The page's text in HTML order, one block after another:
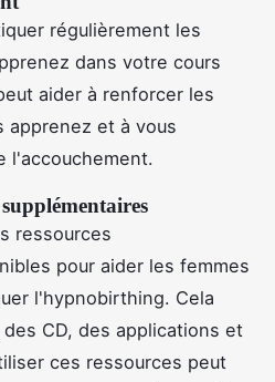
régulièrement les
dans votre cours
aider à renforcer les
apprenez et à vous
l'accouchement.
ressources
pour aider les femmes
l'hypnobirthing. Cela
CD, des applications et
ces ressources peut